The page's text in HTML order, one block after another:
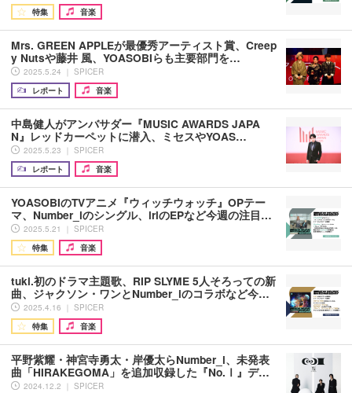
特集
音楽
Mrs. GREEN APPLEが最優秀アーティスト賞、Creep
y Nutsや藤井 風、YOASOBIらも主要部門を…
2025.5.24 ｜ SPICER
レポート
音楽
中島健人がアンバサダー『MUSIC AWARDS JAPA
N』レッドカーペットに潜入、ミセスやYOAS…
2025.5.23 ｜ SPICER
レポート
音楽
YOASOBIのTVアニメ『ウィッチウォッチ』OPテー
マ、Number_iのシングル、iriのEPなど今週の注目…
2025.5.21 ｜ SPICER
特集
音楽
tuki.初のドラマ主題歌、RIP SLYME 5人そろっての新
曲、ジャクソン・ワンとNumber_iのコラボなど今…
2025.4.16 ｜ SPICER
特集
音楽
平野紫耀・神宮寺勇太・岸優太らNumber_i、未発表
曲「HIRAKEGOMA」を追加収録した『No.Ⅰ』デ…
2024.12.2 ｜ SPICER